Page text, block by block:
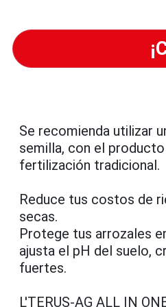
Se recomienda utilizar
semilla, con el producto
fertilización tradicional.
Reduce tus costos de
secas.
Protege tus arrozales
ajusta el pH del suelo,
fuertes.
L'TERUS-AG ALL IN